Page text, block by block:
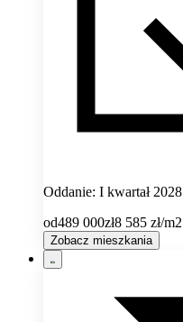
Oddanie: I kwartał 2028
od489 000zł8 585 zł/m2
Zobacz mieszkania